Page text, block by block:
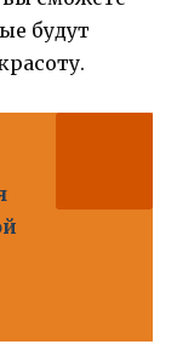
будут